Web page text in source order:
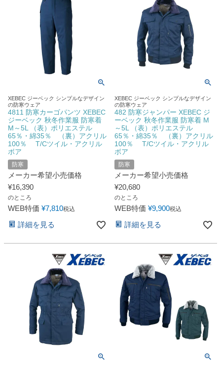
XEBEC ジーベック シンプルなデザイン
の防寒ウェア
4811 防寒カーゴパンツ XEBEC
ジーベック 秋冬作業服 防寒着
M～5L （表）ポリエステル
65％・綿35％ （裏）アクリル
100％ T/Cツイル・アクリル
ボア
防寒
メーカー希望小売価格
¥16,390
のところ
WEB特価 ¥7,810税込
詳細を見る
XEBEC ジーベック シンプルなデザイン
の防寒ウェア
482 防寒ジャンパー XEBEC ジ
ーベック 秋冬作業服 防寒着 M
～5L （表）ポリエステル
65％・綿35％ （裏）アクリル
100％ T/Cツイル・アクリル
ボア
防寒
メーカー希望小売価格
¥20,680
のところ
WEB特価 ¥9,900税込
詳細を見る